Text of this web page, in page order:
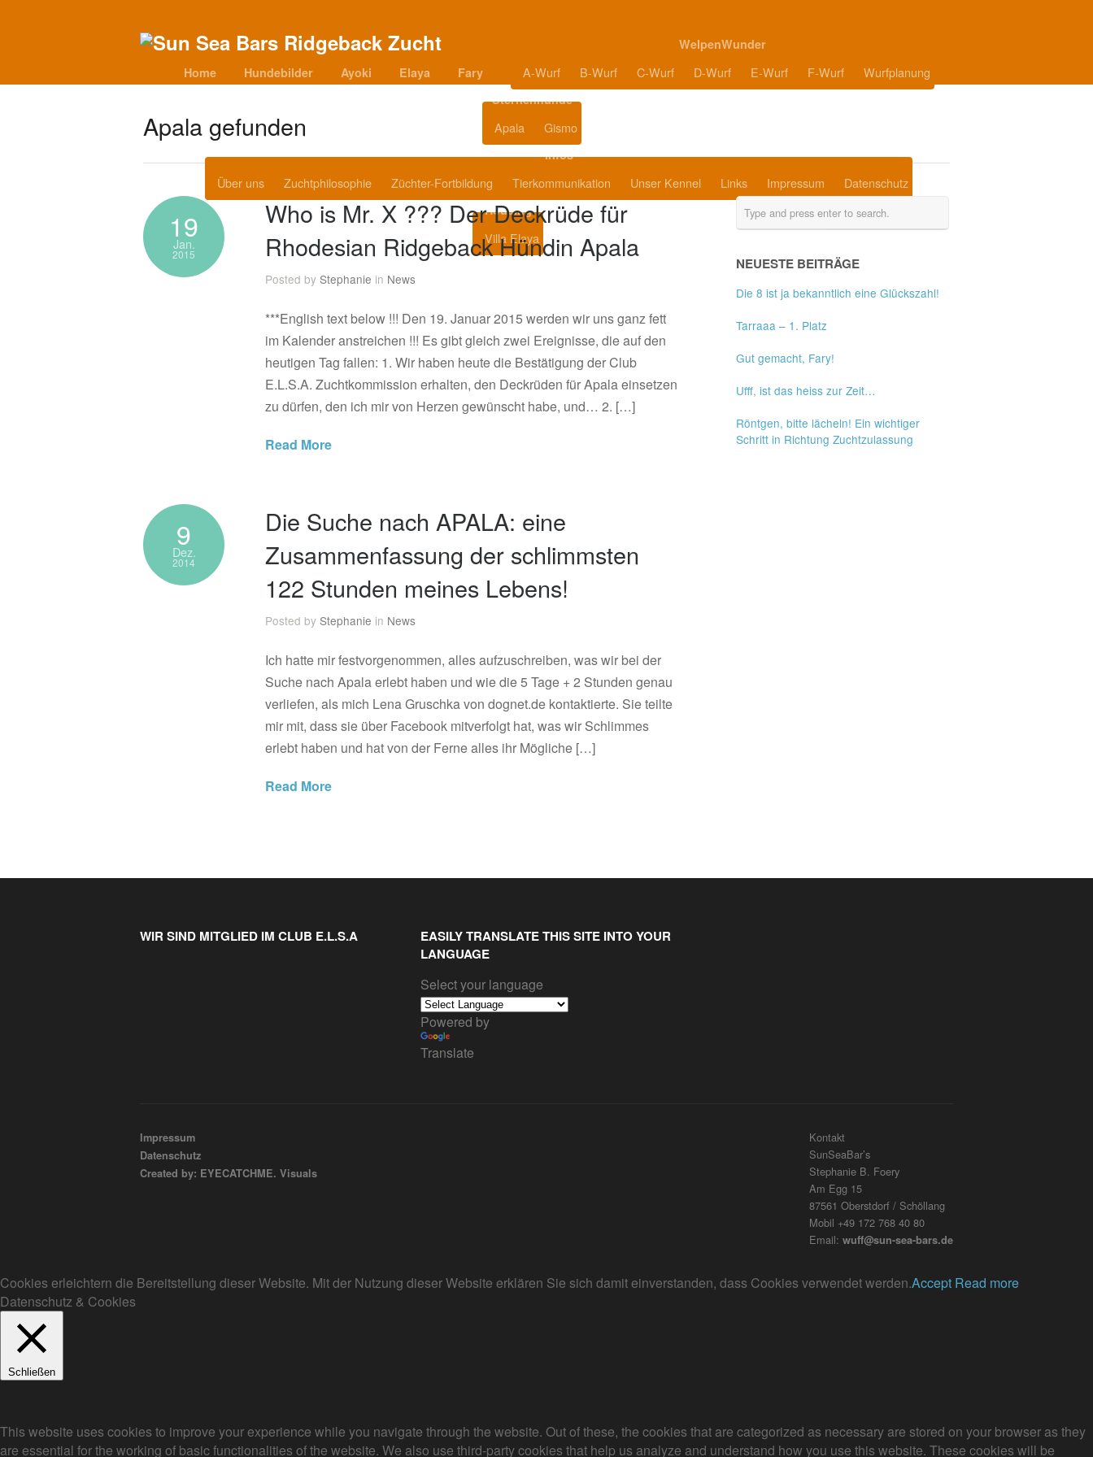
Home Hundebilder Ayoki Elaya Fary
WelpenWunder
A-Wurf B-Wurf C-Wurf D-Wurf E-Wurf F-Wurf Wurfplanung
Sternenhunde
Apala Gismo
Infos
Über uns Zuchtphilosophie Züchter-Fortbildung Tierkommunikation Unser Kennel Links Impressum Datenschutz
Housing
Villa Elaya Produkttipps
Apala gefunden
19
Jan.
2015
Who is Mr. X ??? Der Deckrüde für
Rhodesian Ridgeback Hündin Apala
Posted by Stephanie in News
***English text below !!! Den 19. Januar 2015 werden wir uns ganz fett
im Kalender anstreichen !!! Es gibt gleich zwei Ereignisse, die auf den
heutigen Tag fallen: 1. Wir haben heute die Bestätigung der Club
E.L.S.A. Zuchtkommission erhalten, den Deckrüden für Apala einsetzen
zu dürfen, den ich mir von Herzen gewünscht habe, und… 2. […]
Read More
9
Dez.
2014
Die Suche nach APALA: eine
Zusammenfassung der schlimmsten
122 Stunden meines Lebens!
Posted by Stephanie in News
Ich hatte mir festvorgenommen, alles aufzuschreiben, was wir bei der
Suche nach Apala erlebt haben und wie die 5 Tage + 2 Stunden genau
verliefen, als mich Lena Gruschka von dognet.de kontaktierte. Sie teilte
mir mit, dass sie über Facebook mitverfolgt hat, was wir Schlimmes
erlebt haben und hat von der Ferne alles ihr Mögliche […]
Read More
NEUESTE BEITRÄGE
Die 8 ist ja bekanntlich eine Glückszahl!
Tarraaa – 1. Platz
Gut gemacht, Fary!
Ufff, ist das heiss zur Zeit…
Röntgen, bitte lächeln! Ein wichtiger
Schritt in Richtung Zuchtzulassung
WIR SIND MITGLIED IM CLUB E.L.S.A
EASILY TRANSLATE THIS SITE INTO YOUR
LANGUAGE
Select your language
Powered by
Translate
Impressum
Datenschutz
Created by: EYECATCHME. Visuals
Kontakt
SunSeaBar’s
Stephanie B. Foery
Am Egg 15
87561 Oberstdorf / Schöllang
Mobil +49 172 768 40 80
Email: wuff@sun-sea-bars.de
Cookies erleichtern die Bereitstellung dieser Website. Mit der Nutzung dieser Website erklären Sie sich damit einverstanden, dass Cookies verwendet werden.Accept Read more
Datenschutz & Cookies
Schließen
This website uses cookies to improve your experience while you navigate through the website. Out of these, the cookies that are categorized as necessary are stored on your browser as they
are essential for the working of basic functionalities of the website. We also use third-party cookies that help us analyze and understand how you use this website. These cookies will be